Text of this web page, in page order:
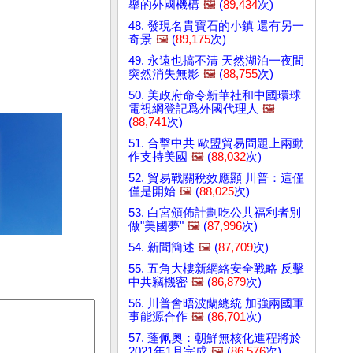
舉的外國機構 🖼️ (89,434次)
48. 發現名貴寶石的小鎮 還有另一
奇景 🖼️ (89,175次)
49. 永遠也搞不清 天然湖泊一夜間
突然消失無影 🖼️ (88,755次)
50. 美政府命令新華社和中國環球
電視網登記爲外國代理人 🖼️
(88,741次)
51. 合擊中共 歐盟貿易問題上兩動
作支持美國 🖼️ (88,032次)
52. 貿易戰關稅效應顯 川普：這僅
僅是開始 🖼️ (88,025次)
53. 白宮頒佈計劃吃公共福利者別
做"美國夢" 🖼️ (87,996次)
54. 新聞簡述 🖼️ (87,709次)
55. 五角大樓新網絡安全戰略 反擊
中共竊機密 🖼️ (86,879次)
56. 川普會晤波蘭總統 加強兩國軍
事能源合作 🖼️ (86,701次)
57. 蓬佩奧：朝鮮無核化進程將於